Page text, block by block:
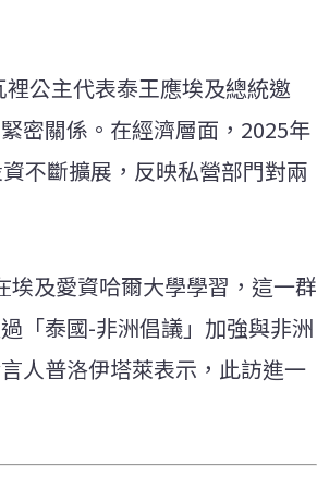
公主代表泰王應埃及總統邀
密關係。在經濟層面，2025年
不斷擴展，反映私營部門對兩
及愛資哈爾大學學習，這一群
「泰國-非洲倡議」加強與非洲
人普洛伊塔萊表示，此訪進一